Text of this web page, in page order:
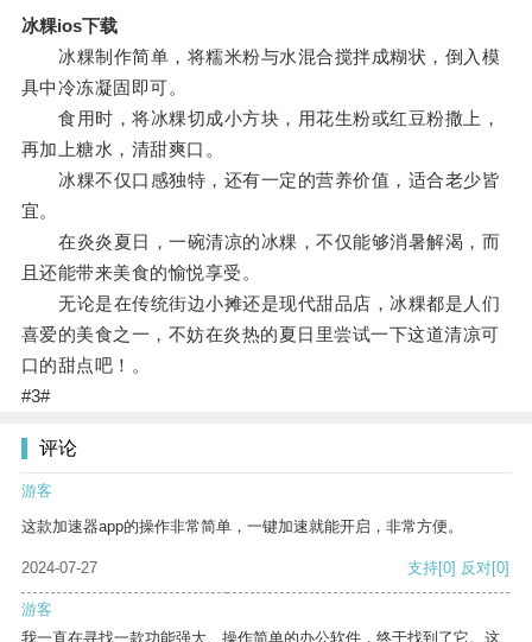
冰粿ios下载
冰粿制作简单，将糯米粉与水混合搅拌成糊状，倒入模
具中冷冻凝固即可。
食用时，将冰粿切成小方块，用花生粉或红豆粉撒上，
再加上糖水，清甜爽口。
冰粿不仅口感独特，还有一定的营养价值，适合老少皆
宜。
在炎炎夏日，一碗清凉的冰粿，不仅能够消暑解渴，而
且还能带来美食的愉悦享受。
无论是在传统街边小摊还是现代甜品店，冰粿都是人们
喜爱的美食之一，不妨在炎热的夏日里尝试一下这道清凉可
口的甜点吧！。
#3#
评论
游客
这款加速器app的操作非常简单，一键加速就能开启，非常方便。
2024-07-27 支持[0] 反对[0]
游客
我一直在寻找一款功能强大、操作简单的办公软件，终于找到了它。这